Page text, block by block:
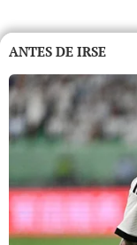
ANTES DE IRSE